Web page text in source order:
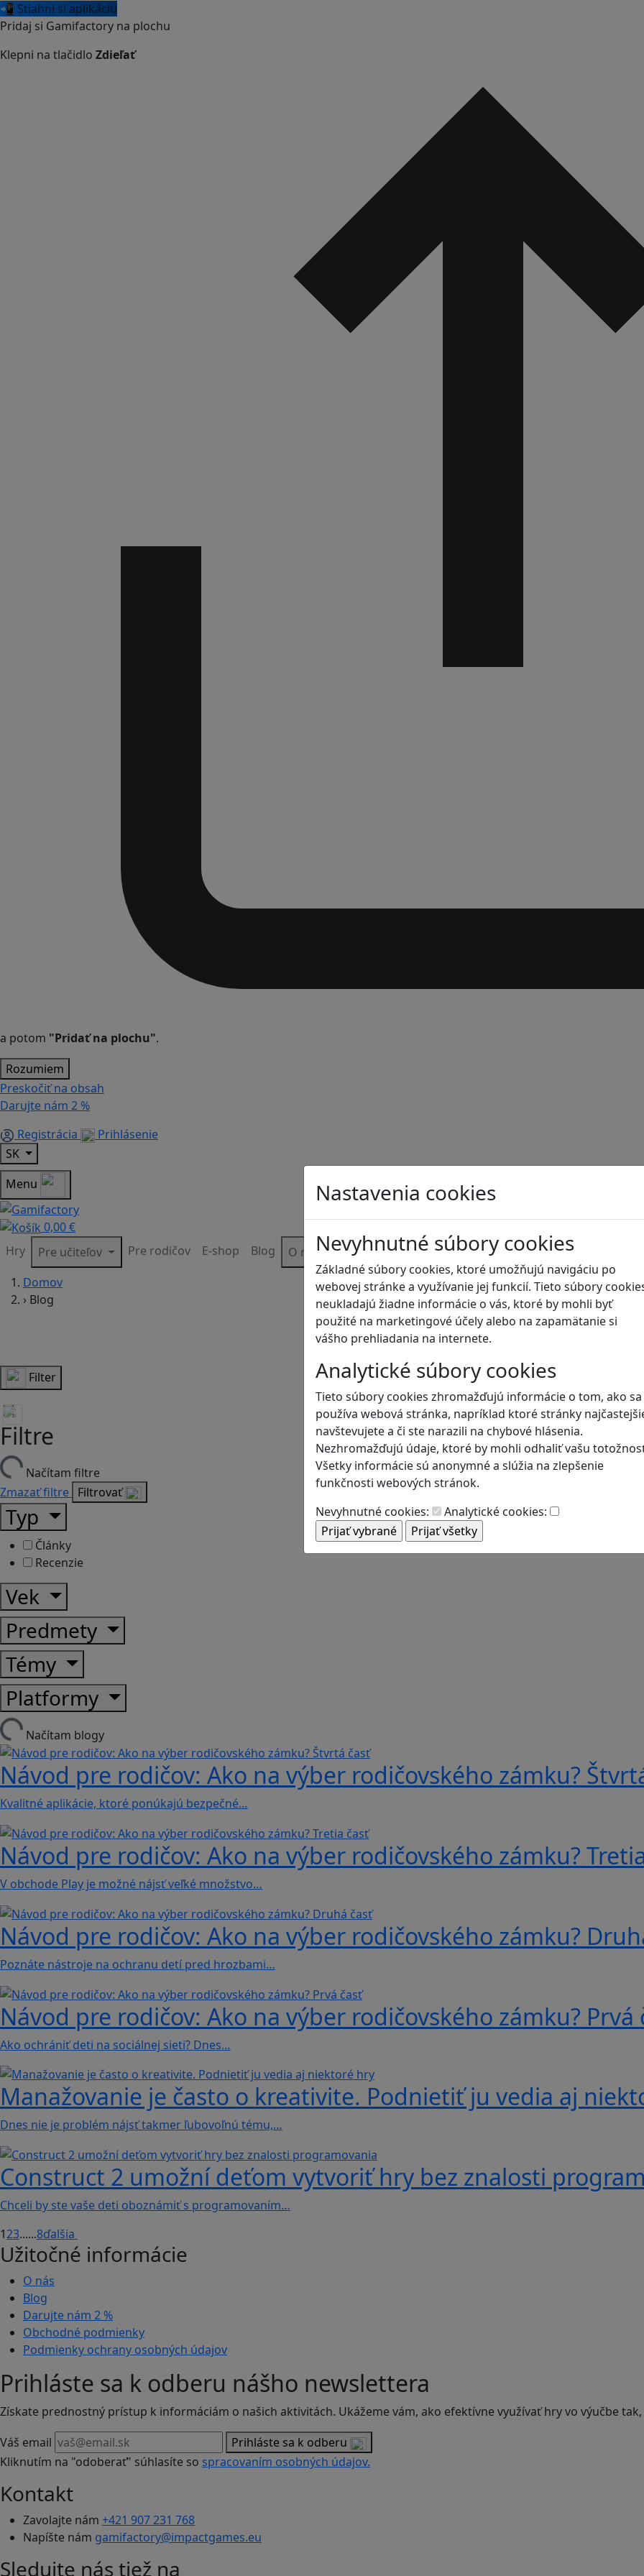
📲 Stiahni si aplikáciu
Pridaj si Gamifactory na plochu
Klepni na tlačidlo Zdieľať
a potom "Pridať na plochu".
Rozumiem
Preskočiť na obsah
Darujte nám 2 %
Registrácia
Prihlásenie
SK
Menu
0,00 €
Hry
Pre učiteľov Pre rodičov E-shop Blog O nás
Nastavenia cookies
Nevyhnutné súbory cookies
Základné súbory cookies, ktoré umožňujú navigáciu po
webovej stránke a využívanie jej funkcií. Tieto súbory
neukladajú žiadne informácie o vás, ktoré by mohli byť
použité na marketingové účely alebo na zapamätanie si
vášho prehliadania na internete.
Analytické súbory cookies
Tieto súbory cookies zhromažďujú informácie o tom, ako sa
používa webová stránka, napríklad ktoré stránky
navštevujete a či ste narazili na chybové hlásenia.
Nezhromažďujú údaje, ktoré by mohli odhaliť vašu
Všetky informácie sú anonymné a slúžia na zlepšenie
funkčnosti webových stránok.
Nevyhnutné cookies:
Analytické cookies:
Domov
› Blog
Blog
Filter
Filtre
Načítam filtre
Zmazať filtre Filtrovať
Typ
Články
Recenzie
Vek
Predmety
Témy
Platformy
Načítam blogy
Návod pre rodičov: Ako na výber rodičovského zámku?
Kvalitné aplikácie, ktoré ponúkajú bezpečné…
Návod pre rodičov: Ako na výber rodičovského zámku?
V obchode Play je možné nájsť veľké množstvo…
Návod pre rodičov: Ako na výber rodičovského zámku?
Poznáte nástroje na ochranu detí pred hrozbami…
Návod pre rodičov: Ako na výber rodičovského zámku? Prvá
Ako ochrániť deti na sociálnej sieti? Dnes…
Manažovanie je často o kreativite. Podnietiť ju vedia aj
Dnes nie je problém nájsť takmer ľubovoľnú tému,…
Construct 2 umožní deťom vytvoriť hry bez znalosti
Chceli by ste vaše deti oboznámiť s programovaním…
123......8ďalšia
Užitočné informácie
O nás
Blog
Darujte nám 2 %
Obchodné podmienky
Podmienky ochrany osobných údajov
Prihláste sa k odberu nášho newslettera
Získate prednostný prístup k informáciám o našich aktivitách. Ukážeme vám, ako efektívne využívať hry vo výučbe
Váš email
Prihláste sa k odberu
Kliknutím na "odoberať" súhlasíte so spracovaním osobných údajov.
Kontakt
Zavolajte nám +421 907 231 768
Napíšte nám gamifactory@impactgames.eu
Sledujte nás tiež na